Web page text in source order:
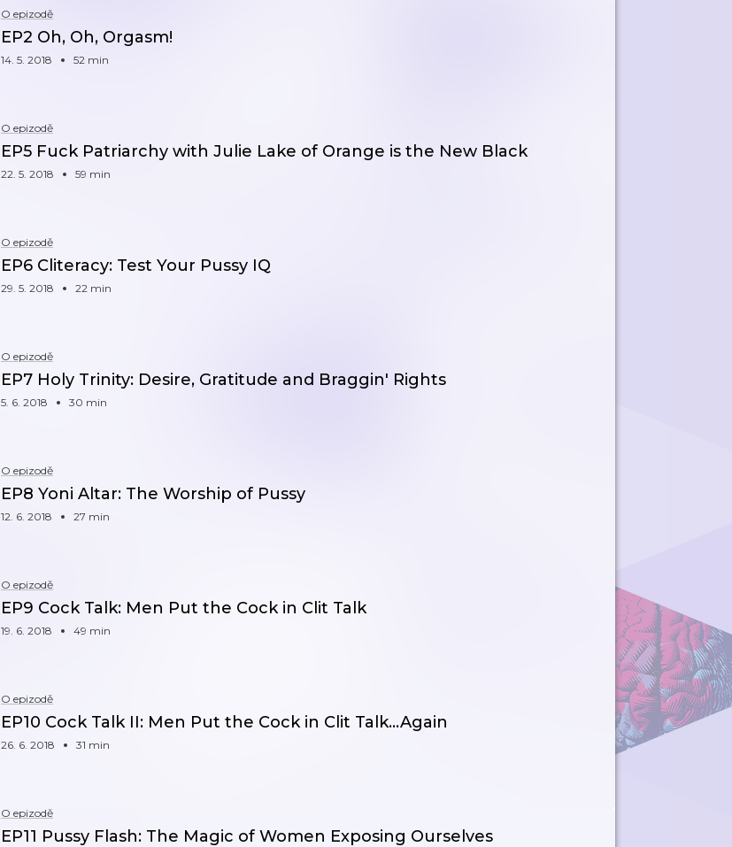
O epizodě
EP2 Oh, Oh, Orgasm!
14. 5. 2018 52 min
O epizodě
EP5 Fuck Patriarchy with Julie Lake of Orange is the New Black
22. 5. 2018 59 min
O epizodě
EP6 Cliteracy: Test Your Pussy IQ
29. 5. 2018 22 min
O epizodě
EP7 Holy Trinity: Desire, Gratitude and Braggin' Rights
5. 6. 2018 30 min
O epizodě
EP8 Yoni Altar: The Worship of Pussy
12. 6. 2018 27 min
O epizodě
EP9 Cock Talk: Men Put the Cock in Clit Talk
19. 6. 2018 49 min
O epizodě
EP10 Cock Talk II: Men Put the Cock in Clit Talk...Again
26. 6. 2018 31 min
O epizodě
EP11 Pussy Flash: The Magic of Women Exposing Ourselves